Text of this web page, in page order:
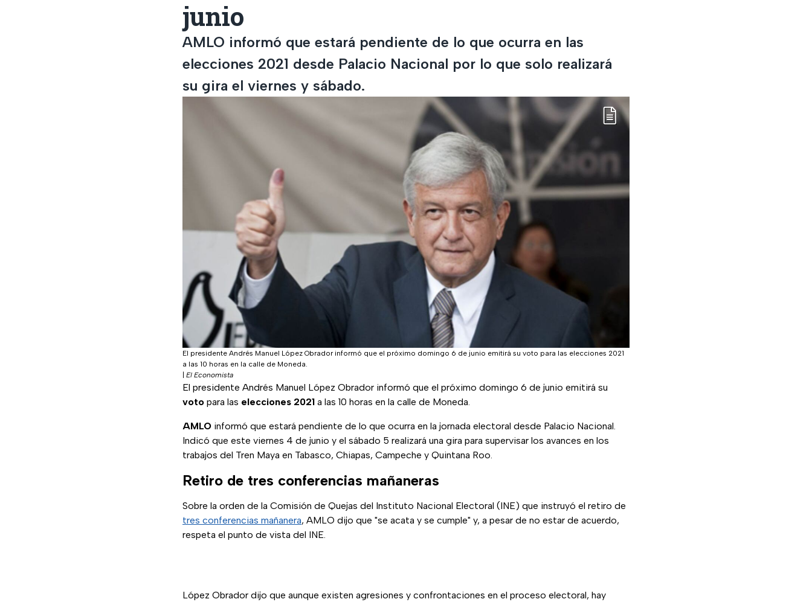
junio
AMLO informó que estará pendiente de lo que ocurra en las
elecciones 2021 desde Palacio Nacional por lo que solo realizará
su gira el viernes y sábado.
El presidente Andrés Manuel López Obrador informó que el próximo domingo 6 de junio emitirá su voto para las elecciones 2021
a las 10 horas en la calle de Moneda.
El Economista
El presidente Andrés Manuel López Obrador informó que el próximo domingo 6 de junio emitirá su
voto para las elecciones 2021 a las 10 horas en la calle de Moneda.
AMLO informó que estará pendiente de lo que ocurra en la jornada electoral desde Palacio Nacional.
Indicó que este viernes 4 de junio y el sábado 5 realizará una gira para supervisar los avances en los
trabajos del Tren Maya en Tabasco, Chiapas, Campeche y Quintana Roo.
Retiro de tres conferencias mañaneras
Sobre la orden de la Comisión de Quejas del Instituto Nacional Electoral (INE) que instruyó el retiro de
tres conferencias mañanera, AMLO dijo que "se acata y se cumple" y, a pesar de no estar de acuerdo,
respeta el punto de vista del INE.
López Obrador dijo que aunque existen agresiones y confrontaciones en el proceso electoral, hay